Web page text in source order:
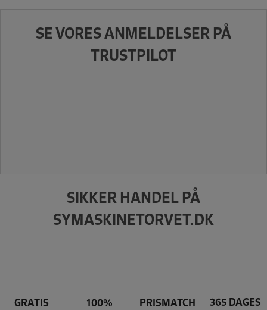
SE VORES ANMELDELSER PÅ
TRUSTPILOT
SIKKER HANDEL PÅ
SYMASKINETORVET.DK
GRATIS
100%
PRISMATCH
365 DAGES